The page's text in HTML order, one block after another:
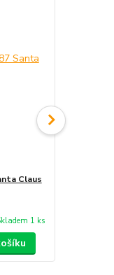
Claus
1 ks